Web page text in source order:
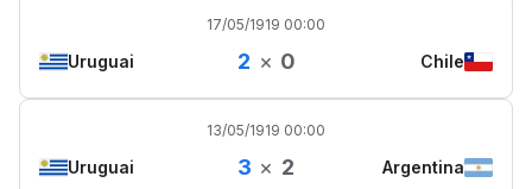
17/05/1919 00:00
Uruguai 2 × 0 Chile
13/05/1919 00:00
Uruguai 3 × 2 Argentina